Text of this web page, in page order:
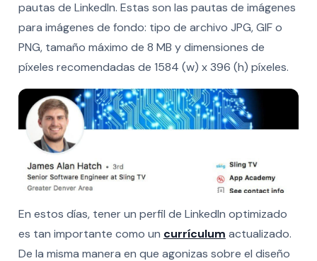
pautas de LinkedIn. Estas son las pautas de imágenes
para imágenes de fondo: tipo de archivo JPG, GIF o
PNG, tamaño máximo de 8 MB y dimensiones de
píxeles recomendadas de 1584 (w) x 396 (h) píxeles.
En estos días, tener un perfil de LinkedIn optimizado
es tan importante como un currículum actualizado.
De la misma manera en que agonizas sobre el diseño